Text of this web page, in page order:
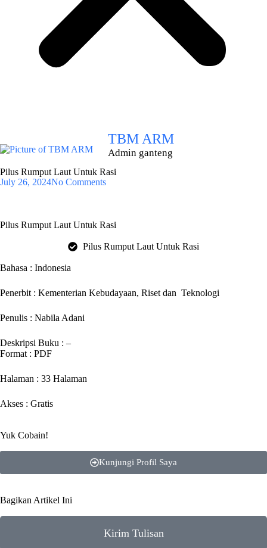
TBM ARM
Admin ganteng
Pilus Rumput Laut Untuk Rasi
July 26, 2024No Comments
Pilus Rumput Laut Untuk Rasi
Pilus Rumput Laut Untuk Rasi
Bahasa : Indonesia
Penerbit : Kementerian Kebudayaan, Riset dan Teknologi
Penulis : Nabila Adani
Deskripsi Buku : –
Format : PDF
Halaman : 33 Halaman
Akses : Gratis
Yuk Cobain!
Kunjungi Profil Saya
Bagikan Artikel Ini
Kirim Tulisan